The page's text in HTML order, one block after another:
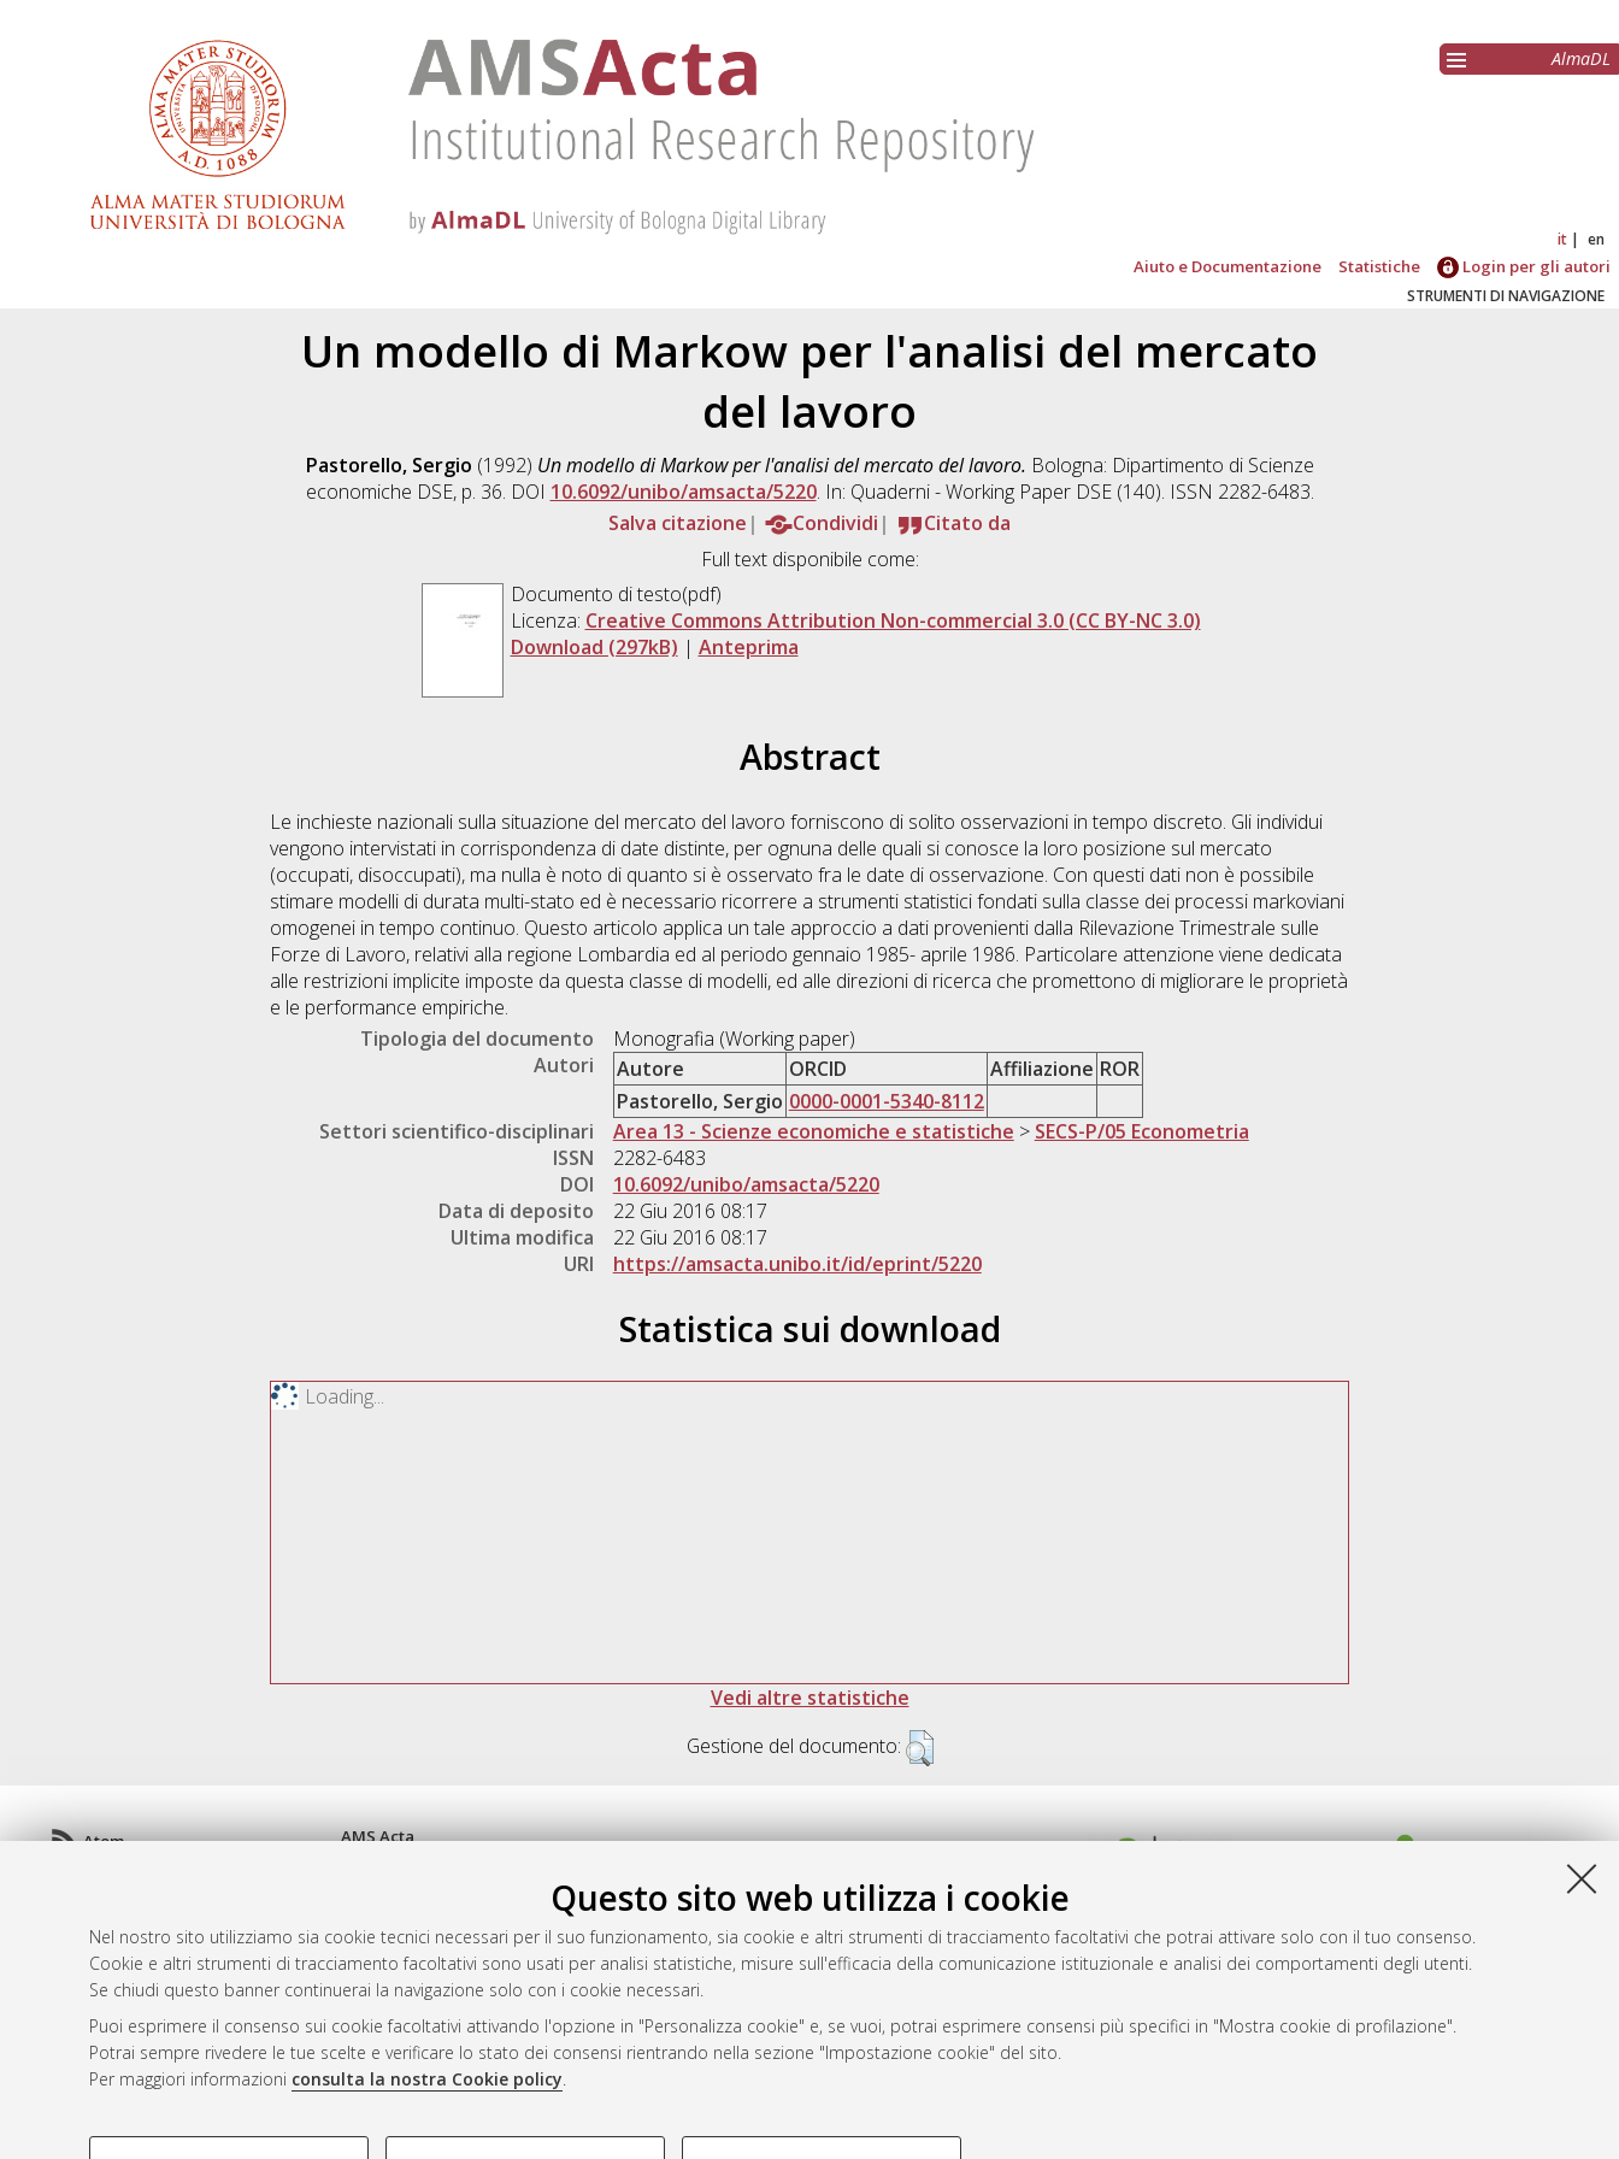
Questo sito web utilizza i cookie
Nel nostro sito utilizziamo sia cookie tecnici necessari per il suo funzionamento, sia cookie e altri strumenti di tracciamento facoltativi che potrai attivare solo con il tuo consenso.
Cookie e altri strumenti di tracciamento facoltativi sono usati per analisi statistiche, misure sull'efficacia della comunicazione istituzionale e analisi dei comportamenti degli utenti.
Se chiudi questo banner continuerai la navigazione solo con i cookie necessari.
Puoi esprimere il consenso sui cookie facoltativi attivando l'opzione in "Personalizza cookie" e, se vuoi, potrai esprimere consensi più specifici in "Mostra cookie di profilazione".
Potrai sempre rivedere le tue scelte e verificare lo stato dei consensi rientrando nella sezione "Impostazione cookie" del sito.
Per maggiori informazioni consulta la nostra Cookie policy.
COOKIE DI PROFILAZIONE - FACOLTATIVI COOKIE TECNICI - NECESSARI
AlmaDL
it en
Aiuto e Documentazione Statistiche Login per gli autori
STRUMENTI DI NAVIGAZIONE
Un modello di Markow per l'analisi del mercato
del lavoro
Pastorello, Sergio (1992) Un modello di Markow per l'analisi del mercato del lavoro. Bologna: Dipartimento di Scienze
economiche DSE, p. 36. DOI 10.6092/unibo/amsacta/5220. In: Quaderni - Working Paper DSE (140). ISSN 2282-6483.
Salva citazione
Condividi
Citato da
Full text disponibile come:
Documento di testo(pdf)
Licenza: Creative Commons Attribution Non-commercial 3.0 (CC BY-NC 3.0)
Download (297kB) | Anteprima
Abstract
Le inchieste nazionali sulla situazione del mercato del lavoro forniscono di solito osservazioni in tempo discreto. Gli individui
vengono intervistati in corrispondenza di date distinte, per ognuna delle quali si conosce la loro posizione sul mercato
(occupati, disoccupati), ma nulla è noto di quanto si è osservato fra le date di osservazione. Con questi dati non è possibile
stimare modelli di durata multi-stato ed è necessario ricorrere a strumenti statistici fondati sulla classe dei processi markoviani
omogenei in tempo continuo. Questo articolo applica un tale approccio a dati provenienti dalla Rilevazione Trimestrale sulle
Forze di Lavoro, relativi alla regione Lombardia ed al periodo gennaio 1985- aprile 1986. Particolare attenzione viene dedicata
alle restrizioni implicite imposte da questa classe di modelli, ed alle direzioni di ricerca che promettono di migliorare le proprietà
e le performance empiriche.
Tipologia del documento
Monografia (Working paper)
Autori
Autore ORCID Affiliazione ROR
Pastorello, Sergio 0000-0001-5340-8112
Settori scientifico-disciplinari
Area 13 - Scienze economiche e statistiche > SECS-P/05 Econometria
ISSN
2282-6483
DOI
10.6092/unibo/amsacta/5220
Data di deposito
22 Giu 2016 08:17
Ultima modifica
22 Giu 2016 08:17
URI
https://amsacta.unibo.it/id/eprint/5220
Statistica sui download
Loading...
Vedi altre statistiche
Gestione del documento:
Atom
AMS Acta
doi.org/10.17616/R3P19R
Servizio implementato e gestito da
AlmaDL
Impostazioni Cookie
Informativa sulla privacy
Condizioni d'uso del sito
Mission e policies del repository